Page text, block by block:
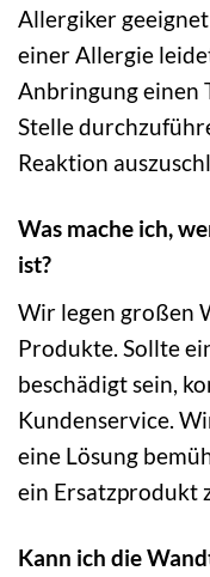
Allergiker
einer Allergie
Anbringung einen
Stelle
Reaktion
Was mache ich,
ist?
Wir legen großen
Produkte. Sollte
beschädigt sein,
Kundenservice.
eine Lösung
ein Ersatzprodukt
Kann ich die